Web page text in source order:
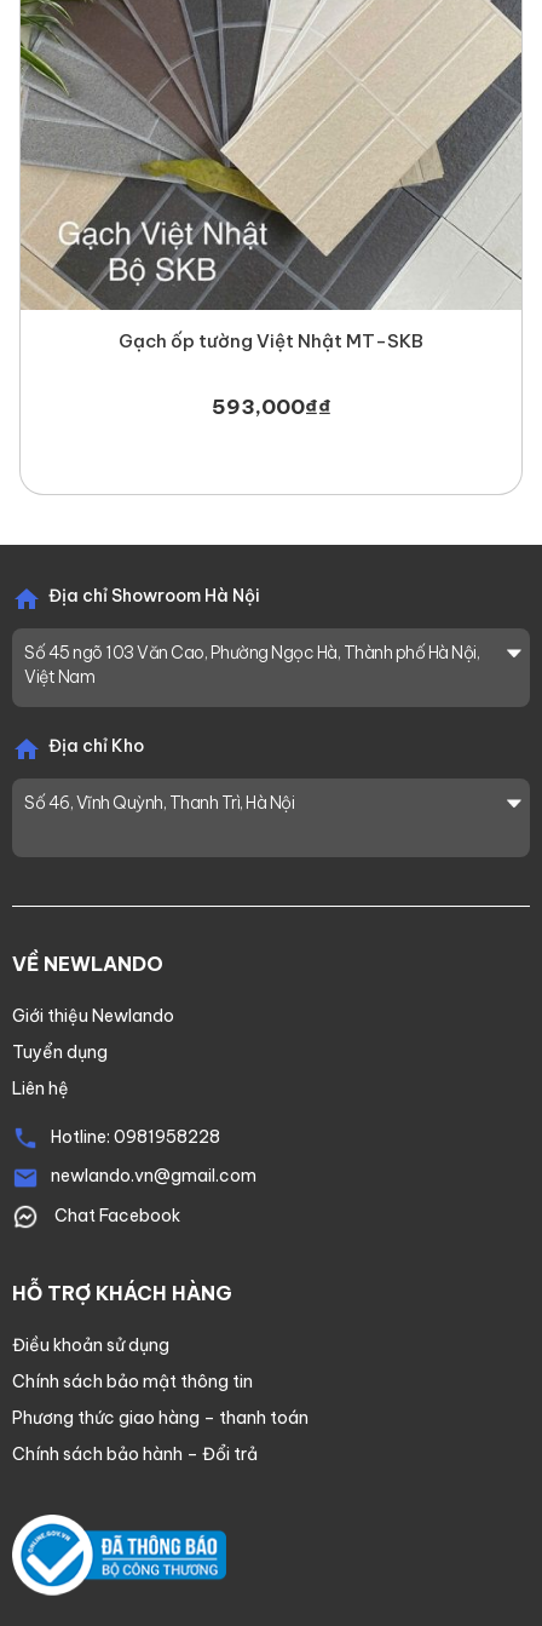
Gạch ốp tường Việt Nhật MT-SKB
593,000₫₫
Địa chỉ Showroom Hà Nội
Số 45 ngõ 103 Văn Cao, Phường Ngọc Hà, Thành phố Hà Nội,
Việt Nam
Địa chỉ Kho
Số 46, Vĩnh Quỳnh, Thanh Trì, Hà Nội
VỀ NEWLANDO
Giới thiệu Newlando
Tuyển dụng
Liên hệ
Hotline: 0981958228
newlando.vn@gmail.com
Chat Facebook
HỖ TRỢ KHÁCH HÀNG
Điều khoản sử dụng
Chính sách bảo mật thông tin
Phương thức giao hàng – thanh toán
Chính sách bảo hành – Đổi trả